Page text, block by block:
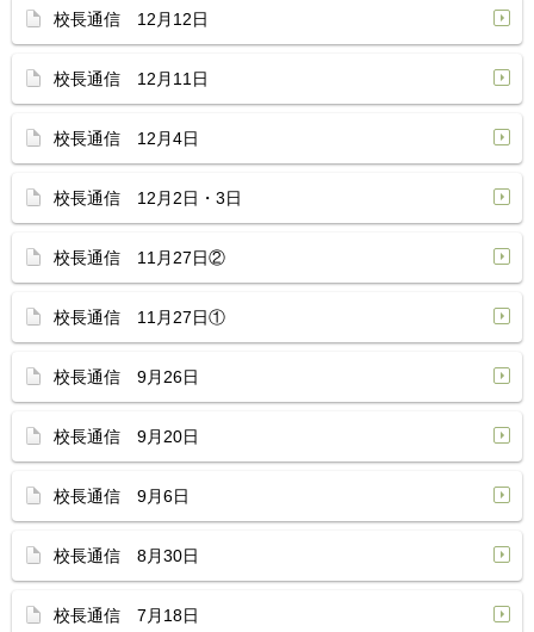
校長通信 12月12日
校長通信 12月11日
校長通信 12月4日
校長通信 12月2日・3日
校長通信 11月27日②
校長通信 11月27日①
校長通信 9月26日
校長通信 9月20日
校長通信 9月6日
校長通信 8月30日
校長通信 7月18日